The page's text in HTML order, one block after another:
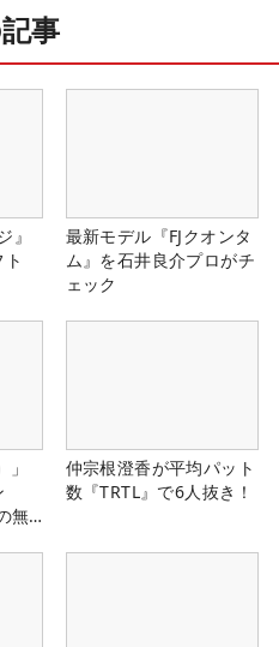
事
』
最新モデル『FJクオンタ
ム』を石井良介プロがチ
ェック
無
仲宗根澄香が平均パット
数『TRTL』で6人抜き！